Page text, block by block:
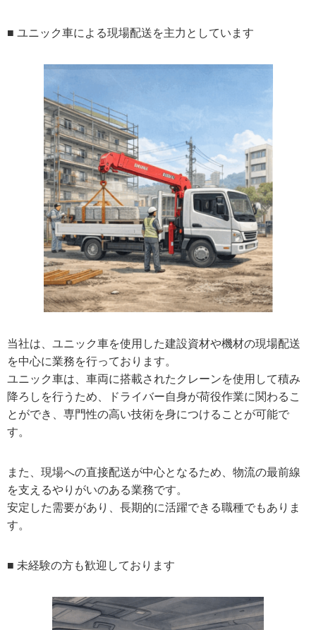
■ ユニック車による現場配送を主力としています
当社は、ユニック車を使用した建設資材や機材の現場配送
を中心に業務を行っております。
ユニック車は、車両に搭載されたクレーンを使用して積み
降ろしを行うため、ドライバー自身が荷役作業に関わるこ
とができ、専門性の高い技術を身につけることが可能で
す。
また、現場への直接配送が中心となるため、物流の最前線
を支えるやりがいのある業務です。
安定した需要があり、長期的に活躍できる職種でもありま
す。
■ 未経験の方も歓迎しております